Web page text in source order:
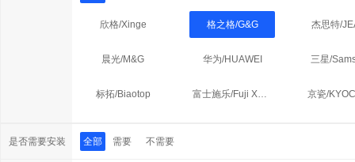
欣格/Xinge 格之格/G&G 杰思特/
晨光/M&G 华为/HUAWEI 三星/
标拓/Biaotop 富士施乐/Fuji Xerox 京瓷/
是否需要安装 全部 需要 不需要